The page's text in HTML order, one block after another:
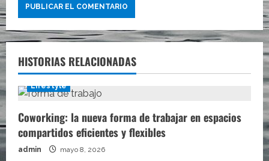
HISTORIAS RELACIONADAS
Lifestyle
Coworking: la nueva forma de trabajar en espacios
compartidos eficientes y flexibles
admin mayo 8, 2026